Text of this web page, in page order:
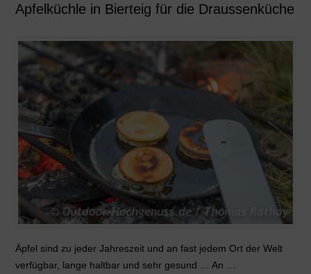
Apfelküchle in Bierteig für die Draussenküche
Äpfel sind zu jeder Jahreszeit und an fast jedem Ort der Welt
verfügbar, lange haltbar und sehr gesund … An …